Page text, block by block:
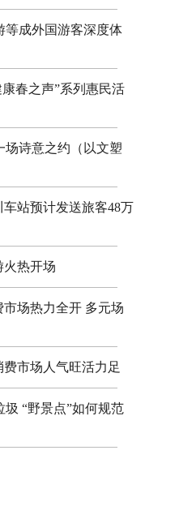
等成外国游客深度体
康春之声”系列惠民活
场诗意之约（以文塑
车站预计发送旅客48万
火热开场
市场热力全开 多元场
费市场人气旺活力足
圾 “野景点”如何规范